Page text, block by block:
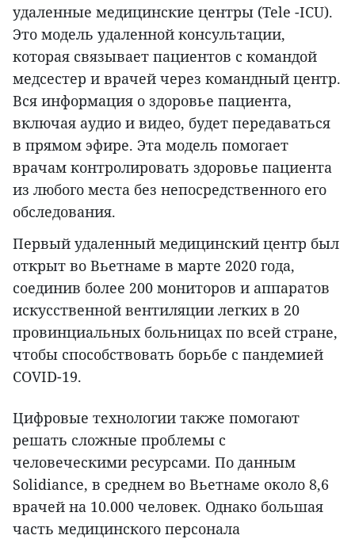
удаленные медицинские центры (Tele -ICU).
Это модель удаленной консультации,
которая связывает пациентов с командой
медсестер и врачей через командный центр.
Вся информация о здоровье пациента,
включая аудио и видео, будет передаваться
в прямом эфире. Эта модель помогает
врачам контролировать здоровье пациента
из любого места без непосредственного его
обследования.
Первый удаленный медицинский центр был
открыт во Вьетнаме в марте 2020 года,
соединив более 200 мониторов и аппаратов
искусственной вентиляции легких в 20
провинциальных больницах по всей стране,
чтобы способствовать борьбе с пандемией
COVID-19.
Цифровые технологии также помогают
решать сложные проблемы с
человеческими ресурсами. По данным
Solidiance, в среднем во Вьетнаме около 8,6
врачей на 10.000 человек. Однако большая
часть медицинского персонала